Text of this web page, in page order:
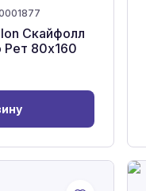
Скайфолл
80x160